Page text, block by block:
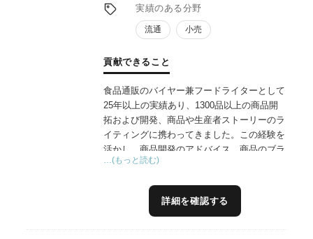
実績のある分野
流通 小売
貢献できること
食品通販のバイヤー兼フードライターとして
25年以上の実績あり、1300品以上の商品開
拓および開発、商品や生産者ストーリーのラ
イティングに携わってきました。この経験を
活かし、商品開発のアドバイス、商品のブラ
ンディングやライティング、販路開拓の支
ればと思っています。
…(もっと読む)
詳細を確認する